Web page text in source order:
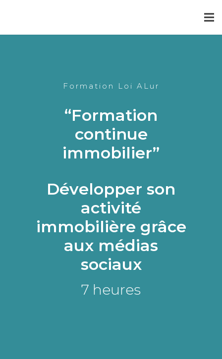
Formation Loi ALur
“Formation
continue
immobilier”
Développer son
activité
immobilière grâce
aux médias
sociaux
7 heures